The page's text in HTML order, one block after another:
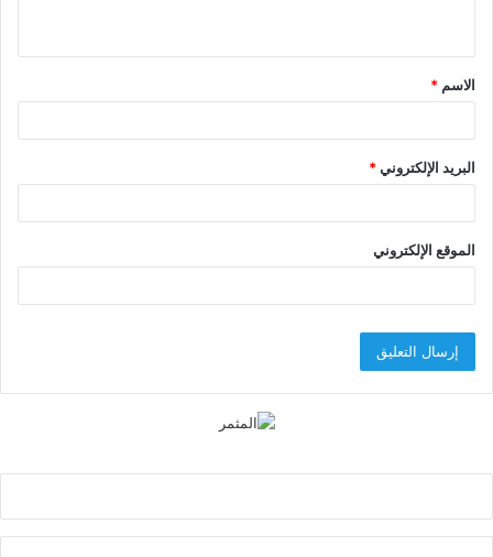
ق
*
الاسم *
البريد الإلكتروني*
الموقع الإلكتروني